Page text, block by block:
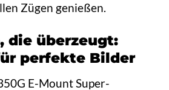
Zügen genießen.
die überzeugt:
perfekte Bilder
E-Mount Super-